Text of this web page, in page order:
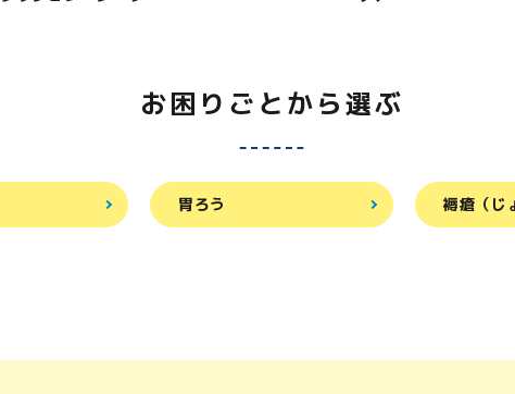
お困りごとから選ぶ
胃ろう 褥瘡（じ